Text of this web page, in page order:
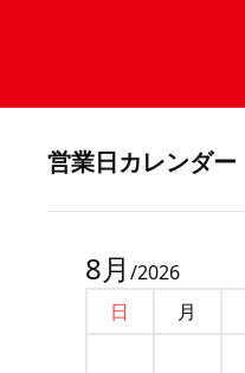
営業⽇カレンダー
8月 /2026
日
月